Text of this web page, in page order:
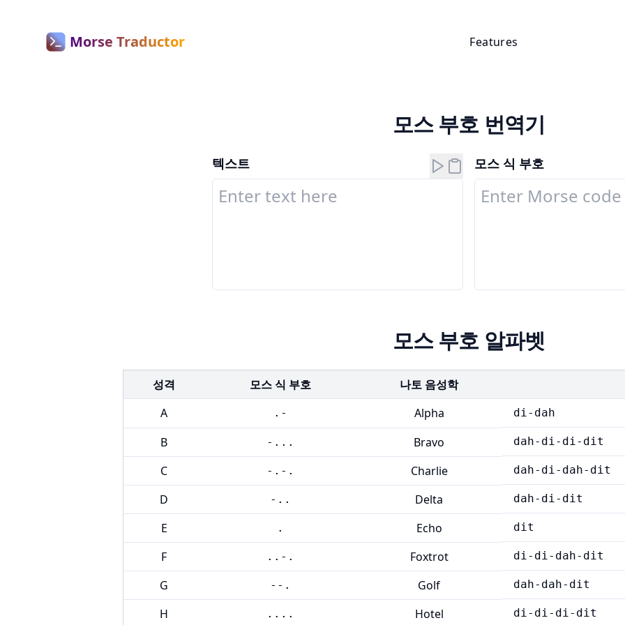
Morse Traductor Features
모스 부호 번역기
텍스트 모스 식 부호
모스 부호 알파벳
성격 모스 식 부호
나토 음성학
A
.- Alpha di-dah
B -... Bravo dah-di-di-dit
C -.-. Charlie dah-di-dah-dit
D -.. Delta dah-di-dit
E . Echo dit
F ..-. Foxtrot di-di-dah-dit
G --. Golf dah-dah-dit
H .... Hotel di-di-di-dit